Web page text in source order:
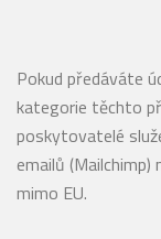
Pokud předáváte
kategorie těchto
poskytovatelé
emailů
mimo EU.